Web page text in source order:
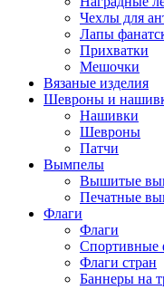
Чехлы для
Лапы
Прихватки
Мешочки
Вязаные изделия
Шевроны и
Нашивки
Шевроны
Патчи
Вымпелы
Вышитые
Печатные
Флаги
Флаги
Спортивные
Флаги стран
Баннеры на